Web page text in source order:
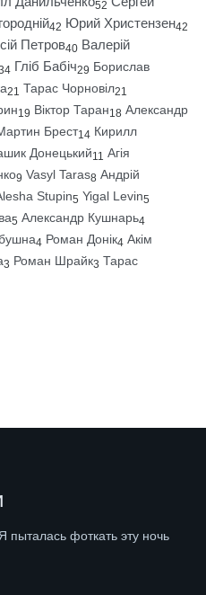
52
42 Юрий Христензен42
Петров40 Валерій
Гліб Бабіч29 Борислав
21 Тарас Чорновіл21
19 Віктор Таран18 Александр
Брест14 Кирилл
Донецький11 Агія
9 Vasyl Taras8 Андрій
Stupin5 Yigal Levin5
5 Александр Кушнарь4
4 Роман Донік4 Акім
3 Роман Шрайк3 Тарас
пыталась фоткать эту ночь